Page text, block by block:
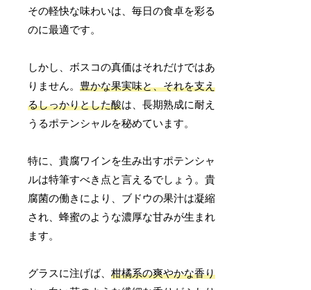
その軽快な味わいは、毎日の食卓を彩る
のに最適です。
しかし、ボスコの真価はそれだけではあ
りません。豊かな果実味と、それを支え
るしっかりとした酸は、長期熟成に耐え
うるポテンシャルを秘めています。
特に、貴腐ワインを生み出すポテンシャ
ルは特筆すべき点と言えるでしょう。貴
腐菌の働きにより、ブドウの果汁は凝縮
され、蜂蜜のような濃厚な甘みが生まれ
ます。
グラスに注げば、柑橘系の爽やかな香り